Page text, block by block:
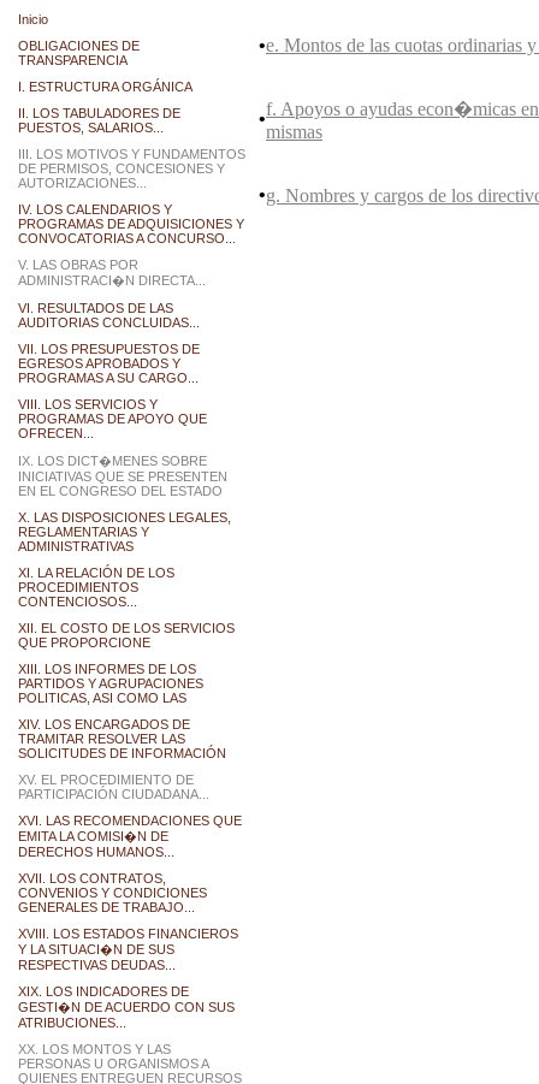
Inicio
OBLIGACIONES DE
TRANSPARENCIA
I. ESTRUCTURA ORGÁNICA
II. LOS TABULADORES DE
PUESTOS, SALARIOS...
III. LOS MOTIVOS Y FUNDAMENTOS
DE PERMISOS, CONCESIONES Y
AUTORIZACIONES...
IV. LOS CALENDARIOS Y
PROGRAMAS DE ADQUISICIONES Y
CONVOCATORIAS A CONCURSO...
V. LAS OBRAS POR
ADMINISTRACI�N DIRECTA...
VI. RESULTADOS DE LAS
AUDITORIAS CONCLUIDAS...
VII. LOS PRESUPUESTOS DE
EGRESOS APROBADOS Y
PROGRAMAS A SU CARGO...
VIII. LOS SERVICIOS Y
PROGRAMAS DE APOYO QUE
OFRECEN...
IX. LOS DICT�MENES SOBRE
INICIATIVAS QUE SE PRESENTEN
EN EL CONGRESO DEL ESTADO
X. LAS DISPOSICIONES LEGALES,
REGLAMENTARIAS Y
ADMINISTRATIVAS
XI. LA RELACIÓN DE LOS
PROCEDIMIENTOS
CONTENCIOSOS...
XII. EL COSTO DE LOS SERVICIOS
QUE PROPORCIONE
XIII. LOS INFORMES DE LOS
PARTIDOS Y AGRUPACIONES
POLITICAS, ASI COMO LAS
XIV. LOS ENCARGADOS DE
TRAMITAR RESOLVER LAS
SOLICITUDES DE INFORMACIÓN
XV. EL PROCEDIMIENTO DE
PARTICIPACIÓN CIUDADANA...
XVI. LAS RECOMENDACIONES QUE
EMITA LA COMISI�N DE
DERECHOS HUMANOS...
XVII. LOS CONTRATOS,
CONVENIOS Y CONDICIONES
GENERALES DE TRABAJO...
XVIII. LOS ESTADOS FINANCIEROS
Y LA SITUACI�N DE SUS
RESPECTIVAS DEUDAS...
XIX. LOS INDICADORES DE
GESTI�N DE ACUERDO CON SUS
ATRIBUCIONES...
XX. LOS MONTOS Y LAS
PERSONAS U ORGANISMOS A
QUIENES ENTREGUEN RECURSOS
•e. Montos de las cuotas ordinarias
•f. Apoyos o ayudas econ�micas
mismas
•g. Nombres y cargos de los